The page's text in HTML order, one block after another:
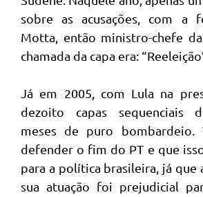
sobre as acusações, com a
Motta, então ministro-chefe
chamada da capa era:
Já em 2005, com Lula na
dezoito capas sequenciais
meses de puro bombardeio.
defender o fim do PT e que
para a política brasileira, já que
sua atuação foi prejudicial